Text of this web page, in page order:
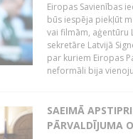
Eiropas Savienības
būs iespēja piekļūt
vai filmām, aģentūru
sekretāre Latvijā
par kuriem Eiropas
neformāli bija
SAEIMĀ
PĀRVALDĪJUMA